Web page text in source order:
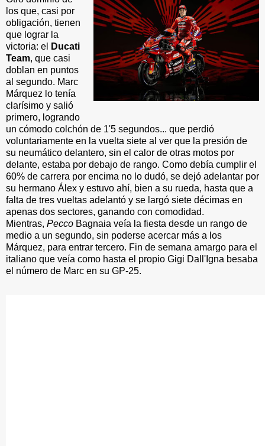
los que, casi por
obligación, tienen
que lograr la
victoria: el
Ducati
Team, que casi
doblan en puntos
al segundo. Marc
Márquez lo tenía
clarísimo y salió
primero, logrando
un cómodo colchón de 1'5 segundos... que perdió
voluntariamente en la vuelta siete al ver que la presión de
su neumático delantero, sin el calor de otras motos por
delante, estaba por debajo de rango. Como debía cumplir el
60% de carrera por encima no lo dudó, se dejó adelantar por
su hermano Álex y estuvo ahí, bien a su rueda, hasta que a
falta de tres vueltas adelantó y se largó siete décimas en
apenas dos sectores, ganando con comodidad.
Mientras, Pecco Bagnaia veía la fiesta desde un rango de
medio a un segundo, sin poderse acercar más a los
Márquez, para entrar tercero. Fin de semana amargo para el
italiano que veía como hasta el propio Gigi Dall'Igna besaba
el número de Marc en su GP-25.